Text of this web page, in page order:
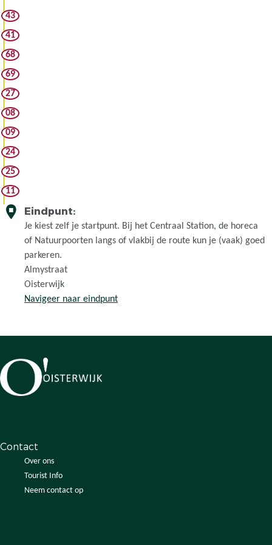
o
t
B
e
o
e
k
r
s
c
n
r
w
i
s
t
u
r
a
t
S
p
i
j
c
43
41
68
69
27
08
09
24
25
11
Eindpunt:
Je kiest zelf je startpunt. Bij het Centraal Station, de horeca
of Natuurpoorten langs of vlakbij de route kun je (vaak) goed
parkeren.
Almystraat
Oisterwijk
Navigeer naar eindpunt
Contact
Over ons
Tourist Info
Neem contact op